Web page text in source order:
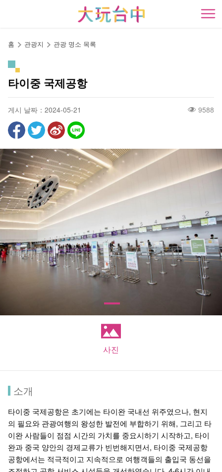
開
홈 관광지 관광 명소 목록
타이중 국제공항
게시 날짜：2024-05-21 9588
사진
소개
타이중 국제공항은 초기에는 타이완 국내선 위주였으나, 현지
의 필요와 관광여행의 왕성한 발전에 부합하기 위해, 그리고 타
이완 사람들이 점점 시간의 가치를 중요시하기 시작하고, 타이
완과 중국 양안의 경제교류가 빈번해지면서, 타이중 국제공항
공항에서는 적극적이고 지속적으로 여행객들의 출입국 동선을